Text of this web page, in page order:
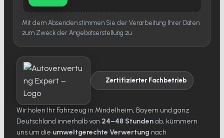
Mit dem Absenden stimmen Sie der Verarbeitung Ihrer Daten
zum Zweck der Angebotserstellung zu.
Zertifizierter Fachbetrieb
Wir holen Ihr Fahrzeug in Mindelheim, Bayern und ganz
Deutschland innerhalb von 24–48 Stundenab, kümmern
uns um die umweltgerechte Verwertung nach